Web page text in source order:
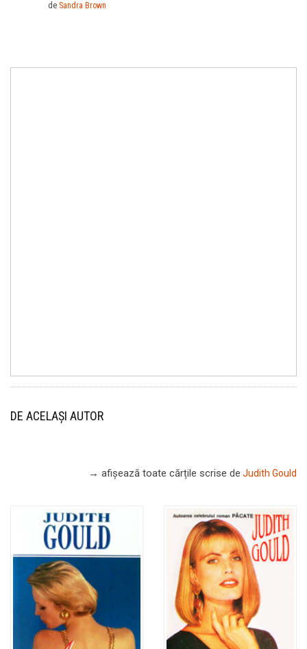
de Sandra Brown
DE ACELAȘI AUTOR
→ afișează toate cărțile scrise de Judith Gould